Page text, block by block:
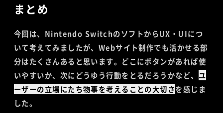
まとめ
今回は、Nintendo SwitchのソフトからUX・UIにつ
いて考えてみましたが、Webサイト制作でも活かせる部
分はたくさんあると思います。どこにボタンがあれば使
いやすいか、次にどうゆう行動をとるだろうかなど、 ユ
ーザーの立場にたち物事を考えることの大切さを感じま
した。